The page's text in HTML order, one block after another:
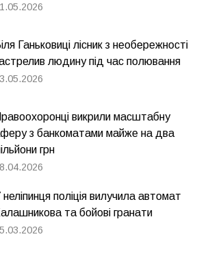
Ганьковиці лісник з необережності
людину під час полювання
викрили масштабну
з банкоматами майже на два
грн
неліпинця поліція вилучила автомат
та бойові гранати